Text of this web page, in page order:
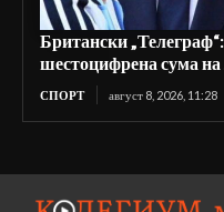
Британски
шестоцифрена сума
СПОРТ август 8, 2026, 11:28